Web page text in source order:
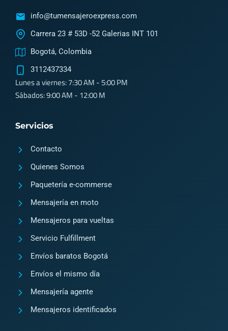
o
n
-
n
s
m
o
n
a
k
Servicios
Contacto
Quienes Somos
Paquetería e-commerse
Mensajería en moto
Mensajeros para vueltas
Servicio Fulfillment
Envíos baratos Bogotá
Envíos el mismo día
Mensajería agente
Mensajeros identificados
info@tumensajeroexpress.com
Carrera 23 # 53D -52 Galerias INT 101
Bogotá, Colombia
3112437334
Lunes a viernes: 7:30 AM - 5:00 PM
Sábados: 9:00 AM - 12:00 M